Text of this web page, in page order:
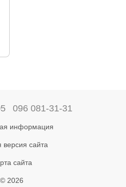
096 081-31-31
информация
версия сайта
сайта
© 2026